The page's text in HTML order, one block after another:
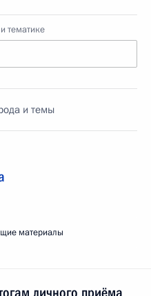
тематике
и темы
материалы
личного приёма